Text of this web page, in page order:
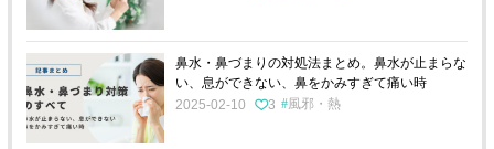
鼻水・鼻づまりの対処法まとめ。鼻水が止まらな
い、息ができない、鼻をかみすぎて痛い時
2025-02-10
3 風邪・熱